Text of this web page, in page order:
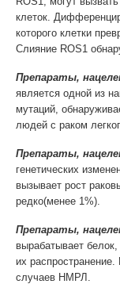
клеток.
которого клетки
Слияние ROS1
Препараты,
является одной из
мутаций,
людей с раком
Препараты,
генетических
вызывает рост
редко(менее 1%).
Препараты,
вырабатывает
их
случаев НМРЛ.